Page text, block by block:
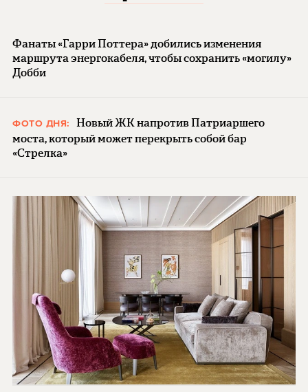
Фанаты «Гарри Поттера» добились изменения
маршрута энергокабеля, чтобы сохранить «могилу»
Добби
ФОТО ДНЯ:
Новый ЖК напротив Патриаршего
моста, который может перекрыть собой бар
«Стрелка»